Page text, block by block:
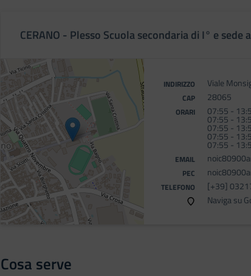
CERANO - Plesso Scuola secondaria di I° e
INDIRIZZO Viale
CAP 28065
ORARI 07:55 -
07:55 -
07:55 -
07:55 -
07:55 -
EMAIL
PEC
TELEFONO
[+39]
Naviga su
Cosa serve